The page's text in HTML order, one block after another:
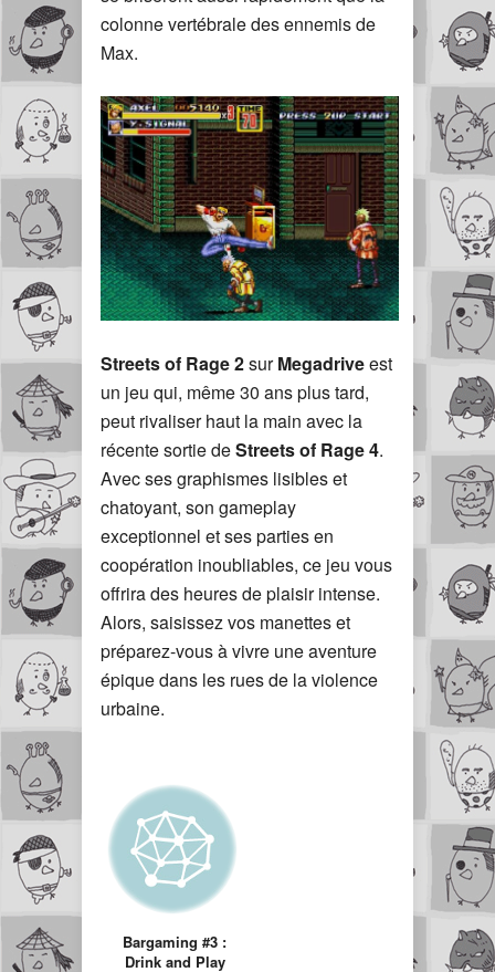
colonne vertébrale des ennemis de
Max.
Streets of Rage 2surMegadriveest
un jeu qui, même 30 ans plus tard,
peut rivaliser haut la main avec la
récente sortie deStreets of Rage 4.
Avec ses graphismes lisibles et
chatoyant, son gameplay
exceptionnel et ses parties en
coopération inoubliables, ce jeu vous
offrira des heures de plaisir intense.
Alors, saisissez vos manettes et
préparez-vous à vivre une aventure
épique dans les rues de la violence
urbaine.
Bargaming #3 :
Drink and Play